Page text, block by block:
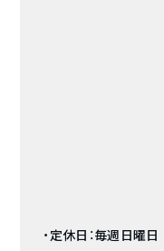
・定休日：毎週日曜日